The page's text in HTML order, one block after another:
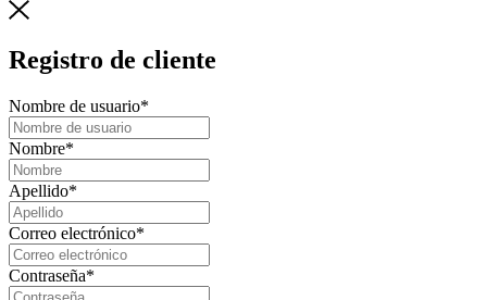
Registro de cliente
Nombre de usuario*
Nombre*
Apellido*
Correo electrónico*
Contraseña*